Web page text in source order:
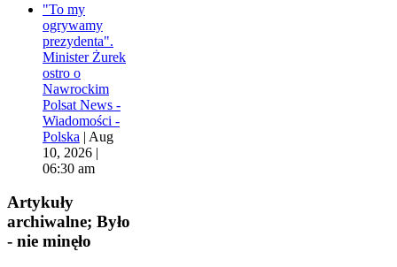
"To my
ogrywamy
prezydenta".
Minister Żurek
ostro o
Nawrockim
Polsat News -
Wiadomości -
Polska | Aug
10, 2026 |
06:30 am
Artykuły
archiwalne; Było
- nie minęło